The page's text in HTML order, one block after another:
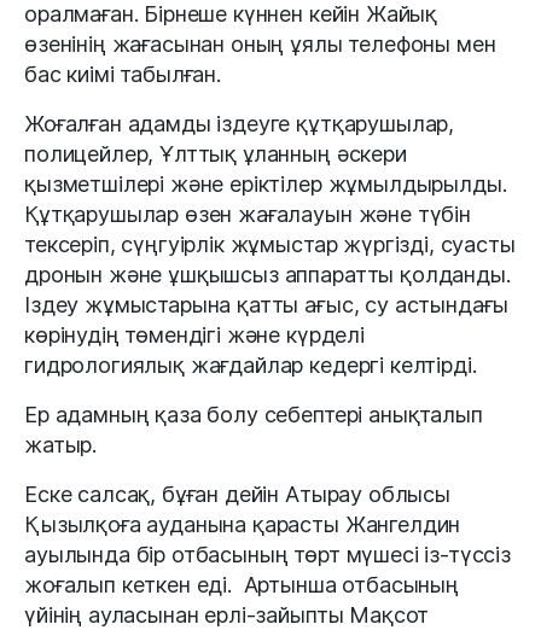
оралмаған. Бірнеше күннен кейін Жайық
өзенінің жағасынан оның ұялы телефоны мен
бас киімі табылған.
Жоғалған адамды іздеуге құтқарушылар,
полицейлер, Ұлттық ұланның әскери
қызметшілері және еріктілер жұмылдырылды.
Құтқарушылар өзен жағалауын және түбін
тексеріп, сүңгуірлік жұмыстар жүргізді, суасты
дронын және ұшқышсыз аппаратты қолданды.
Іздеу жұмыстарына қатты ағыс, су астындағы
көрінудің төмендігі және күрделі
гидрологиялық жағдайлар кедергі келтірді.
Ер адамның қаза болу себептері анықталып
жатыр.
Еске салсақ, бұған дейін Атырау облысы
Қызылқоға ауданына қарасты Жангелдин
ауылында бір отбасының төрт мүшесі із-түссіз
жоғалып кеткен еді. Артынша отбасының
үйінің ауласынан ерлі-зайыпты Мақсот